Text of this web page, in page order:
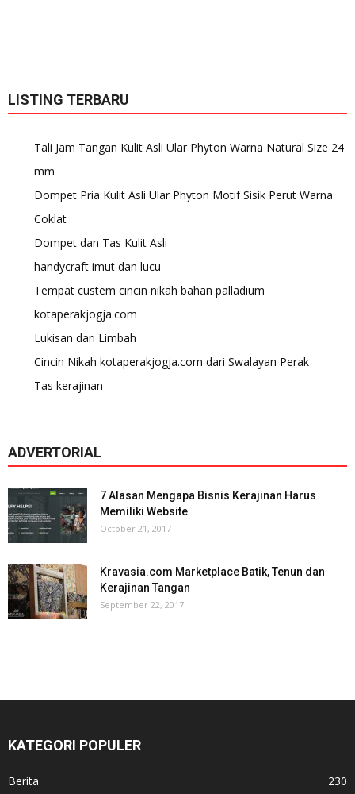
LISTING TERBARU
Tali Jam Tangan Kulit Asli Ular Phyton Warna Natural Size 24
mm
Dompet Pria Kulit Asli Ular Phyton Motif Sisik Perut Warna
Coklat
Dompet dan Tas Kulit Asli
handycraft imut dan lucu
Tempat custem cincin nikah bahan palladium
kotaperakjogja.com
Lukisan dari Limbah
Cincin Nikah kotaperakjogja.com dari Swalayan Perak
Tas kerajinan
ADVERTORIAL
7 Alasan Mengapa Bisnis Kerajinan Harus
Memiliki Website
October 21, 2017
Kravasia.com Marketplace Batik, Tenun dan
Kerajinan Tangan
September 22, 2017
KATEGORI POPULER
Berita
230